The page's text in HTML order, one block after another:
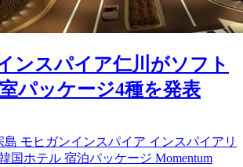
ンスパイア仁川がソフト
パッケージ4種を発表
島 モヒガンインスパイア インスパイアリ
国ホテル 宿泊パッケージ Momentum